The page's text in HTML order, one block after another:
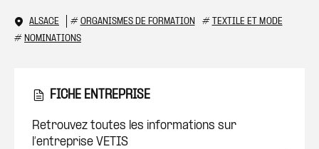
ALSACE # ORGANISMES DE FORMATION # TEXTILE ET MODE
# NOMINATIONS
FICHE ENTREPRISE
Retrouvez toutes les informations sur
l’entreprise VETIS